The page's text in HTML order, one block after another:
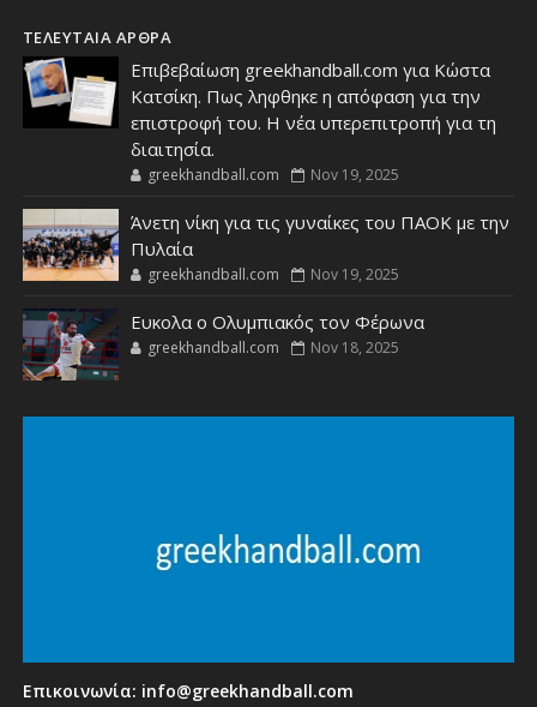
ΤΕΛΕΥΤΑΙΑ ΑΡΘΡΑ
Επιβεβαίωση greekhandball.com για Κώστα
Κατσίκη. Πως ληφθηκε η απόφαση για την
επιστροφή του. Η νέα υπερεπιτροπή για τη
διαιτησία.
greekhandball.com Nov 19, 2025
Άνετη νίκη για τις γυναίκες του ΠΑΟΚ με την
Πυλαία
greekhandball.com Nov 19, 2025
Ευκολα ο Ολυμπιακός τον Φέρωνα
greekhandball.com Nov 18, 2025
Επικοινωνία: info@greekhandball.com